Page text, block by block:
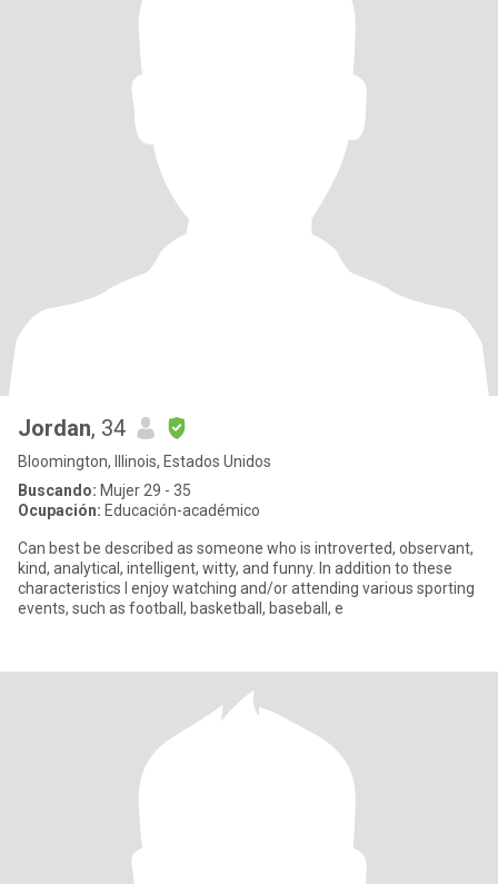
Jordan, 34
Bloomington, Illinois, Estados Unidos
Buscando: Mujer 29 - 35
Ocupación: Educación-académico
Can best be described as someone who is introverted, observant,
kind, analytical, intelligent, witty, and funny. In addition to these
characteristics I enjoy watching and/or attending various sporting
events, such as football, basketball, baseball, e